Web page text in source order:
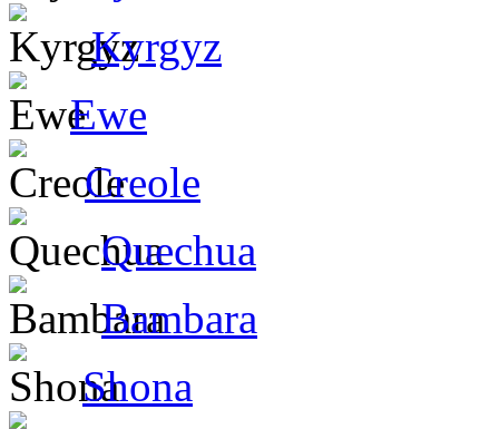
Kyrgyz
Ewe
Creole
Quechua
Bambara
Shona